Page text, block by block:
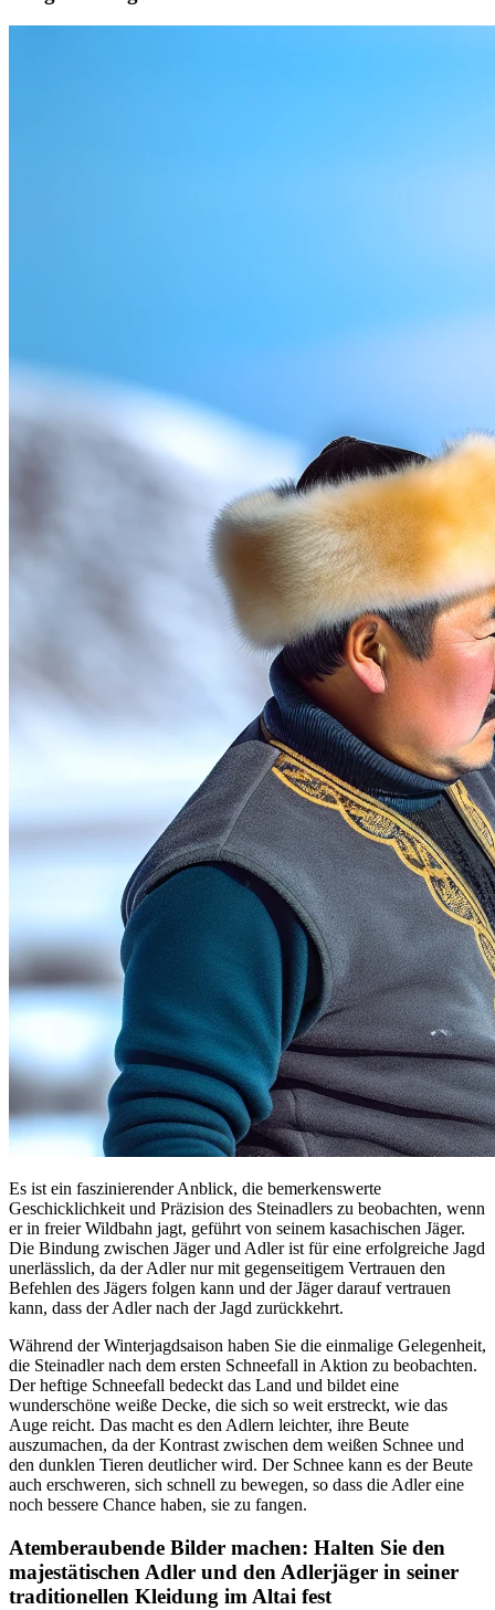
Es ist ein faszinierender Anblick, die bemerkenswerte
Geschicklichkeit und Präzision des Steinadlers zu beobachten, wenn
er in freier Wildbahn jagt, geführt von seinem kasachischen Jäger.
Die Bindung zwischen Jäger und Adler ist für eine erfolgreiche Jagd
unerlässlich, da der Adler nur mit gegenseitigem Vertrauen den
Befehlen des Jägers folgen kann und der Jäger darauf vertrauen
kann, dass der Adler nach der Jagd zurückkehrt.
Während der Winterjagdsaison haben Sie die einmalige Gelegenheit,
die Steinadler nach dem ersten Schneefall in Aktion zu beobachten.
Der heftige Schneefall bedeckt das Land und bildet eine
wunderschöne weiße Decke, die sich so weit erstreckt, wie das
Auge reicht. Das macht es den Adlern leichter, ihre Beute
auszumachen, da der Kontrast zwischen dem weißen Schnee und
den dunklen Tieren deutlicher wird. Der Schnee kann es der Beute
auch erschweren, sich schnell zu bewegen, so dass die Adler eine
noch bessere Chance haben, sie zu fangen.
Atemberaubende Bilder machen: Halten Sie den
majestätischen Adler und den Adlerjäger in seiner
traditionellen Kleidung im Altai fest